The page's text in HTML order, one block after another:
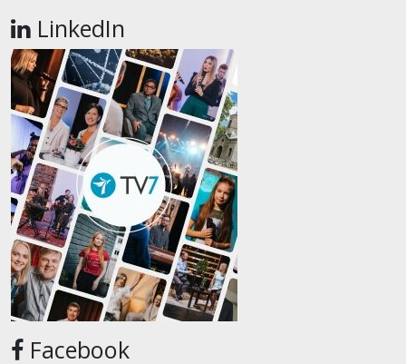
LinkedIn
Facebook